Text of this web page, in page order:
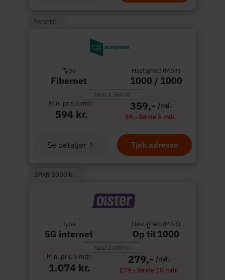
Ny pris!
Type
Fibernet
Hastighed (Mbit)
1000 / 1000
Spar 1.560 kr.
Min. pris 6 mdr.
594 kr.
359,- /md.
99,- første 6 mdr.
Tjek adresse
Se detaljer
SPAR 1000 kr.
Type
5G internet
Hastighed (Mbit)
Op til 1000
Spar 1.000 kr.
Min. pris 6 mdr.
1.074 kr.
279,- /md.
179,- første 10 mdr.